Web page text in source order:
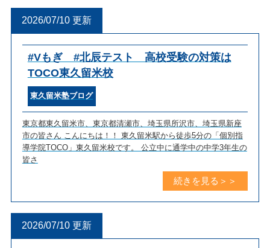
2026/07/10 更新
#Vもぎ #北辰テスト 高校受験の対策は
TOCO東久留米校
東久留米塾ブログ
東京都東久留米市、東京都清瀬市、埼玉県所沢市、埼玉県新座
市の皆さん こんにちは！！ 東久留米駅から徒歩5分の「個別指
導学院TOCO」東久留米校です。 公立中に通学中の中学3年生の
皆さ
2026/07/10 更新